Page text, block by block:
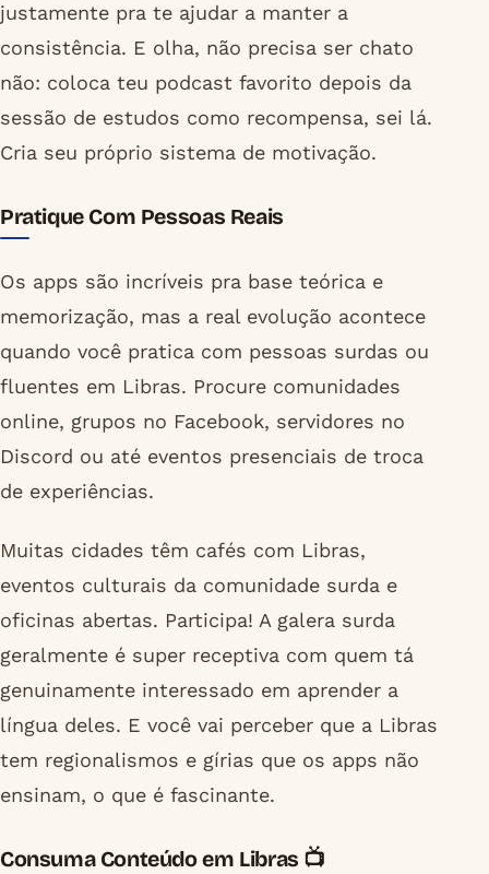
justamente pra te ajudar a manter a
consistência. E olha, não precisa ser chato
não: coloca teu podcast favorito depois da
sessão de estudos como recompensa, sei lá.
Cria seu próprio sistema de motivação.
Pratique Com Pessoas Reais
Os apps são incríveis pra base teórica e
memorização, mas a real evolução acontece
quando você pratica com pessoas surdas ou
fluentes em Libras. Procure comunidades
online, grupos no Facebook, servidores no
Discord ou até eventos presenciais de troca
de experiências.
Muitas cidades têm cafés com Libras,
eventos culturais da comunidade surda e
oficinas abertas. Participa! A galera surda
geralmente é super receptiva com quem tá
genuinamente interessado em aprender a
língua deles. E você vai perceber que a Libras
tem regionalismos e gírias que os apps não
ensinam, o que é fascinante.
Consuma Conteúdo em Libras 📺